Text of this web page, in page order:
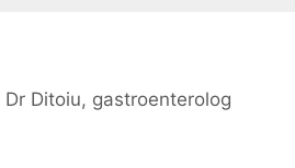
Dr Ditoiu, gastroenterolog